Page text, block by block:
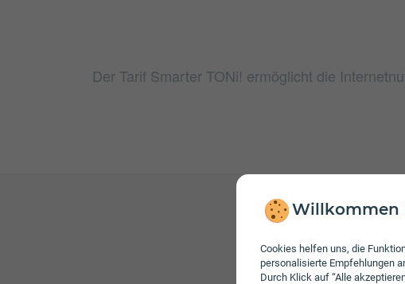
Willkommen
Cookies helfen uns, die
personalisierte Empfehlungen
Durch Klick auf “Alle
Der Tarif Smarter TONi! ermöglicht die